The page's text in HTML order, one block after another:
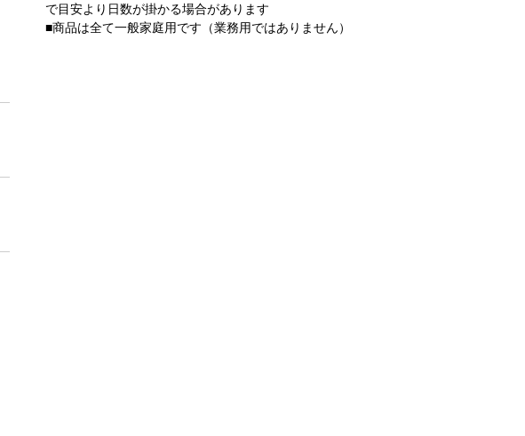
で目安より日数が掛かる場合があります
■商品は全て一般家庭用です（業務用ではありません）